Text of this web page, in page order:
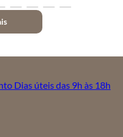
Dias úteis das 9h às 18h